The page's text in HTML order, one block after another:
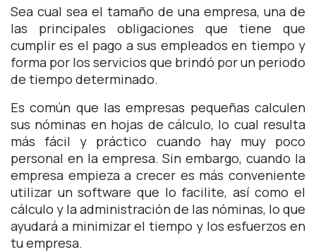
Sea cual sea el tamaño de una empresa, una de
las principales obligaciones que tiene que
cumplir es el pago a sus empleados en tiempo y
forma por los servicios que brindó por un periodo
de tiempo determinado.
Es común que las empresas pequeñas calculen
sus nóminas en hojas de cálculo, lo cual resulta
más fácil y práctico cuando hay muy poco
personal en la empresa. Sin embargo, cuando la
empresa empieza a crecer es más conveniente
utilizar un software que lo facilite, así como el
cálculo y la administración de las nóminas, lo que
ayudará a minimizar el tiempo y los esfuerzos en
tu empresa.